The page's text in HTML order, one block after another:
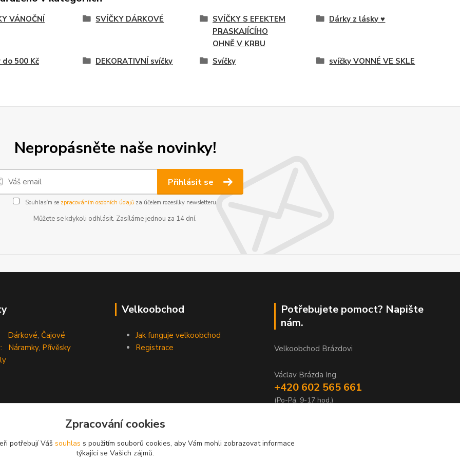
VÁNOČNÍ SVÍČKY DÁRKOVÉ
SVÍČKY S EFEKTEM
PRASKAJÍCÍHO
OHNĚ V KRBU
Dárky z lásky ♥
do 500 Kč DEKORATIVNÍ svíčky Svíčky svíčky VONNÉ VE SKLE
Nepropásněte naše novinky!
Přihlásit se
Souhlasím se zpracováním osobních údajůza účelem rozesílky newsletteru.
Můžete se kdykoli odhlásit. Zasíláme jednou za 14 dní.
Dárkové, Čajové
Náramky, Přívěsky
Velkoobchod
Jak funguje velkoobchod
Registrace
Potřebujete pomoct? Napište
nám.
Velkoobchod Brázdovi
Václav Brázda Ing.
+420 602 565 661
(Po-Pá, 9-17 hod.)
Zpracování cookies
potřebují Váš souhlas s použitím souborů cookies, aby Vám mohli zobrazovat informace
týkající se Vašich zájmů.